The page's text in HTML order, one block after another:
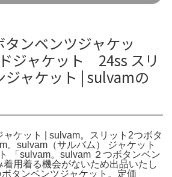
ンベンツジャケッ
ジャケット 24ss スリ
ジャケット | sulvamの
ャケット | sulvam。スリット2つボタ
。sulvam（サルバム） ジャケット
「sulvam。sulvam ２つボタンベン
用着る機会がないため出品いたし
タンベンツジャケット。定価